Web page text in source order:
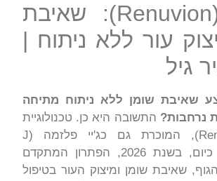
רנוביון (Renuvion): שאיבת
עור ללא ניתוח |
גיל
שאיבת שומן ללא ניתוח מתיחה
נרחבות? התשובה היא כן. טכנולוגיית
רנוביון (Renuvion), המוכרת גם כג'יי פלזמה (J
Plasma), היא כיום, בשנת 2026, הפתרון המתקדם
שאיבת שומן ומיצוק העור בטיפול